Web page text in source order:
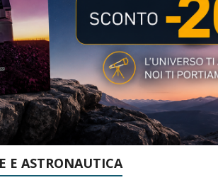
E ASTRONAUTICA